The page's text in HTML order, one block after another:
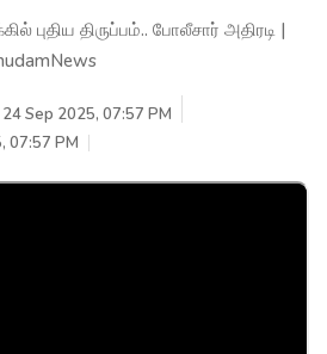
புதிய திருப்பம்.. போலீசார் அதிரடி |
24 Sep 2025, 07:57 PM
07:57 PM